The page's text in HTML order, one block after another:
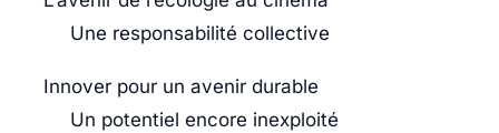
Une responsabilité collective
Innover pour un avenir durable
Un potentiel encore inexploité